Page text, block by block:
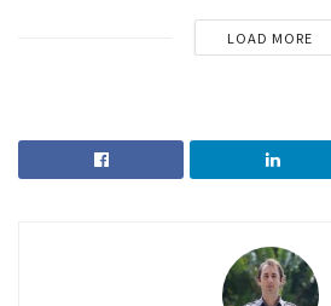
LOAD MORE